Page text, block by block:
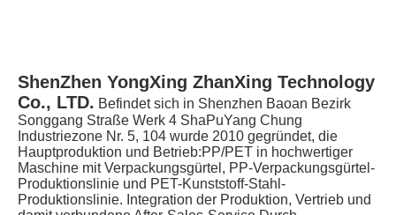
ShenZhen YongXing ZhanXing Technology
Co., LTD. Befindet sich in Shenzhen Baoan Bezirk
Songgang Straße Werk 4 ShaPuYang Chung
Industriezone Nr. 5, 104 wurde 2010 gegründet, die
Hauptproduktion und Betrieb:PP/PET in hochwertiger
Maschine mit Verpackungsgürtel, PP-Verpackungsgürtel-
Produktionslinie und PET-Kunststoff-Stahl-
Produktionslinie. Integration der Produktion, Vertrieb und